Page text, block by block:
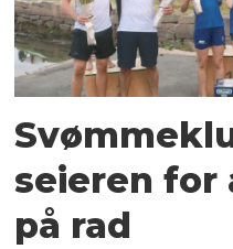
seieren for
på rad